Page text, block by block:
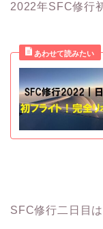
2022年SFC修行
SFC修行二日目